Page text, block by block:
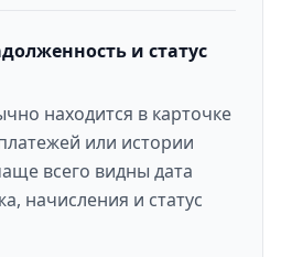
и статус
находится в карточке
или истории
всего видны дата
начисления и статус